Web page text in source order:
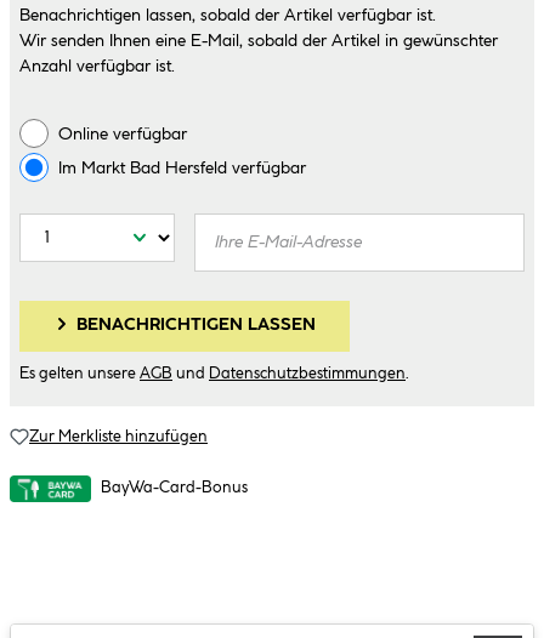
Benachrichtigen lassen, sobald der Artikel verfügbar ist.
Wir senden Ihnen eine E-Mail, sobald der Artikel in gewünschter
Anzahl verfügbar ist.
Online verfügbar
Im Markt Bad Hersfeld verfügbar
BENACHRICHTIGEN LASSEN
Es gelten unsere AGB und Datenschutzbestimmungen
Zur Merkliste hinzufügen
BayWa-Card-Bonus